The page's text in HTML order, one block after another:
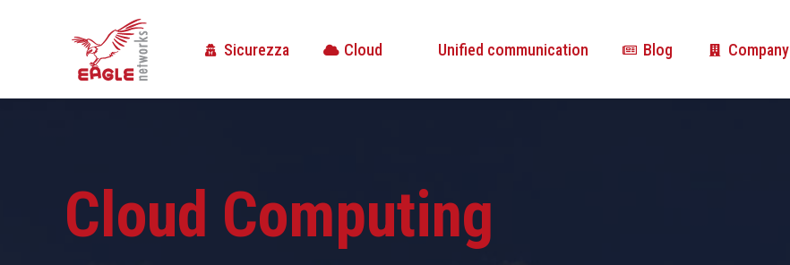
Sicurezza Cloud Unified communication Blog Company
Cloud Computing